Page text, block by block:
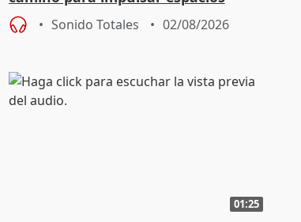
unitarios para las municipales
Sonido Totales 02/08/2026
01:25